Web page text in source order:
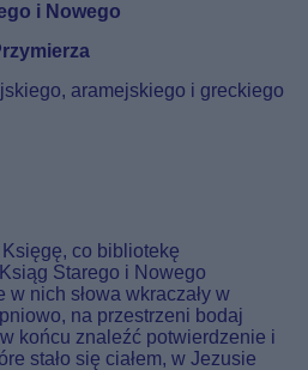
i Nowego
aramejskiego i greckiego
co bibliotekę
Starego i Nowego
nich słowa wkraczały w
na przestrzeni bodaj
końcu znaleźć potwierdzenie i
stało się ciałem, w Jezusie